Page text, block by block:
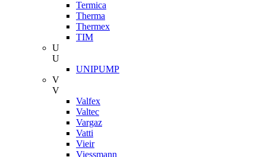
Termica
Therma
Thermex
TIM
U
U
UNIPUMP
V
V
Valfex
Valtec
Vargaz
Vatti
Vieir
Viessmann